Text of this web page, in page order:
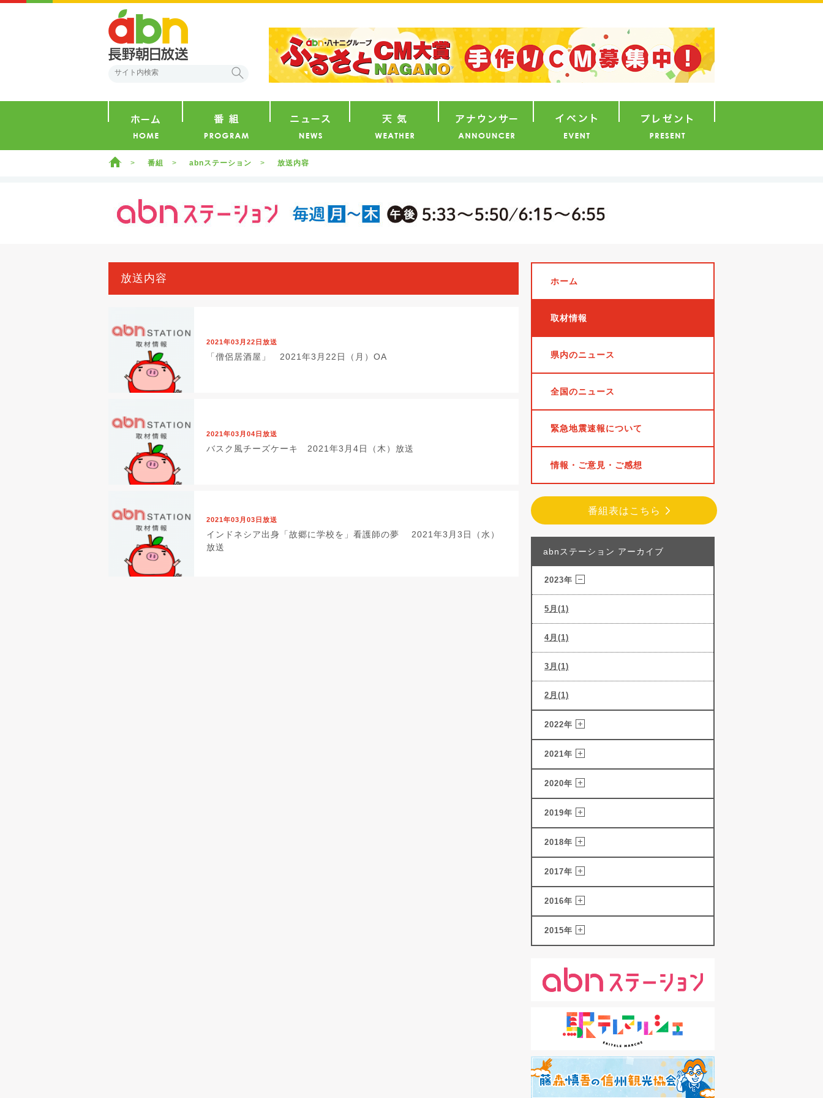
ホーム 番組 abnステーション 放送内容
放送内容
2021年03月22日放送
「僧侶居酒屋」 2021年3月22日（月）OA
2021年03月04日放送
バスク風チーズケーキ 2021年3月4日（木）放送
2021年03月03日放送
インドネシア出身「故郷に学校を」看護師の夢 2021年3月3日（水）
放送
ホーム
取材情報
県内のニュース
全国のニュース
緊急地震速報について
情報・ご意見・ご感想
番組表はこちら
abnステーション アーカイブ
2023年
5月(1)
4月(1)
3月(1)
2月(1)
2022年
2021年
2020年
2019年
2018年
2017年
2016年
2015年